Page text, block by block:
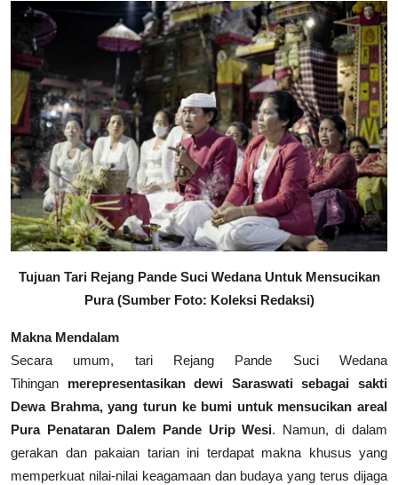
Tujuan Tari Rejang Pande Suci Wedana Untuk Mensucikan
Pura (Sumber Foto: Koleksi Redaksi)
Makna Mendalam
Secara umum, tari Rejang Pande Suci Wedana
Tihingan
merepresentasikan dewi Saraswati sebagai sakti
Dewa Brahma, yang turun ke bumi untuk mensucikan areal
Pura Penataran Dalem Pande Urip Wesi. Namun, di dalam
gerakan dan pakaian tarian ini terdapat makna khusus yang
memperkuat nilai-nilai keagamaan dan budaya yang terus dijaga